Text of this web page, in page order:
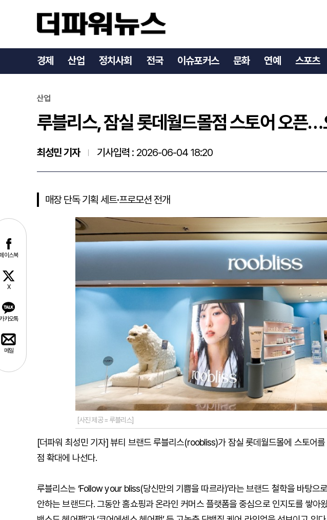
경제 산업 정치사회 전국 이슈포커스 문화 연예 스포츠
루블리스, 잠실 롯데월드몰점 스토어 오픈…오프라인 고
이스북
X
카오톡
메일
산업
루블리스, 잠실 롯데월드몰점 스토어 오픈…
최성민 기자 기사입력 : 2026-06-04 18:20
매장 단독 기획 세트·프로모션 전개
[사진 제공 = 루블리스]
[더파워 최성민 기자] 뷰티 브랜드 루블리스(roobliss)가 잠실 롯데월드몰에 스토어
점 확대에 나선다.
루블리스는 ‘Follow your bliss(당신만의 기쁨을 따르라)’라는 브랜드 철학을 바탕으
안하는 브랜드다. 그동안 홈쇼핑과 온라인 커머스 플랫폼을 중심으로 인지도를 쌓아